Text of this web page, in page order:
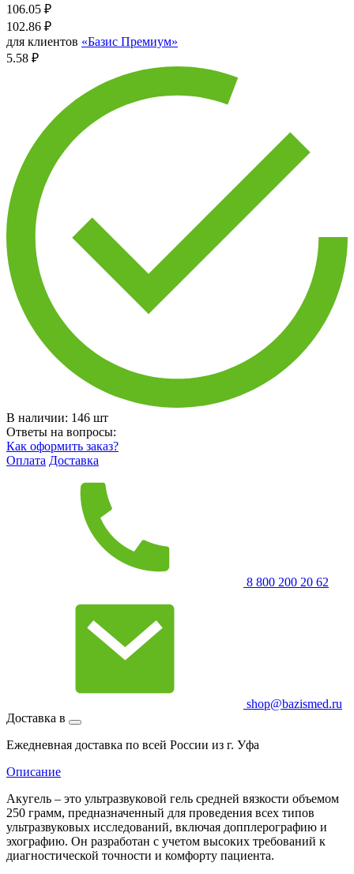
106.05 ₽
102.86 ₽
для клиентов «Базис Премиум»
5.58 ₽
В наличии: 146 шт
Ответы на вопросы:
Как оформить заказ?
Оплата Доставка
8 800 200 20 62
shop@bazismed.ru
Доставка в
Ежедневная доставка по всей России из г. Уфа
Описание
Акугель – это ультразвуковой гель средней вязкости объемом
250 грамм, предназначенный для проведения всех типов
ультразвуковых исследований, включая допплерографию и
эхографию. Он разработан с учетом высоких требований к
диагностической точности и комфорту пациента.